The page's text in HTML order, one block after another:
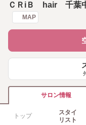
ＣＲiＢ hair 千葉
MAP
サロン情報
トップ
スタイ
リスト